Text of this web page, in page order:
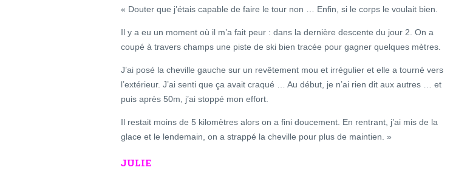
« Douter que j’étais capable de faire le tour non … Enfin, si le corps le voulait bien.
Il y a eu un moment où il m’a fait peur : dans la dernière descente du jour 2. On a
coupé à travers champs une piste de ski bien tracée pour gagner quelques mètres.
J’ai posé la cheville gauche sur un revêtement mou et irrégulier et elle a tourné vers
l’extérieur. J’ai senti que ça avait craqué … Au début, je n’ai rien dit aux autres … et
puis après 50m, j’ai stoppé mon effort.
Il restait moins de 5 kilomètres alors on a fini doucement. En rentrant, j’ai mis de la
glace et le lendemain, on a strappé la cheville pour plus de maintien. »
JULIE